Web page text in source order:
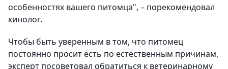
особенностях вашего питомца", – порекомендовал
кинолог.
Чтобы быть уверенным в том, что питомец
постоянно просит есть по естественным причинам,
эксперт посоветовал обратиться к ветеринарному